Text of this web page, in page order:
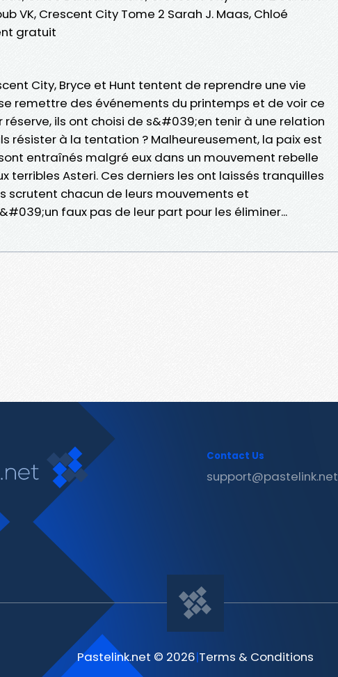
VK, Crescent City Tome 2 Sarah J. Maas, Chloé
gratuit
City, Bryce et Hunt tentent de reprendre une vie
remettre des événements du printemps et de voir ce
ils ont choisi de s&#039;en tenir à une relation
résister à la tentation ? Malheureusement, la paix est
entraînés malgré eux dans un mouvement rebelle
terribles Asteri. Ces derniers les ont laissés tranquilles
scrutent chacun de leurs mouvements et
faux pas de leur part pour les éliminer...
Contact Us
support@pastelink.net
Pastelink.net © 2026|Terms & Conditions